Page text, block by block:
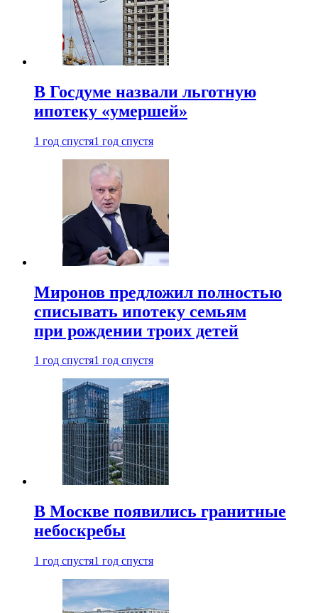
В Госдуме назвали льготную
ипотеку «умершей»
1 год спустя1 год спустя
Миронов предложил полностью
списывать ипотеку семьям
при рождении троих детей
1 год спустя1 год спустя
В Москве появились гранитные
небоскребы
1 год спустя1 год спустя